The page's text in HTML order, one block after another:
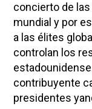
concierto de
mundial y por
a las élites
controlan los
contribuyente
presidentes